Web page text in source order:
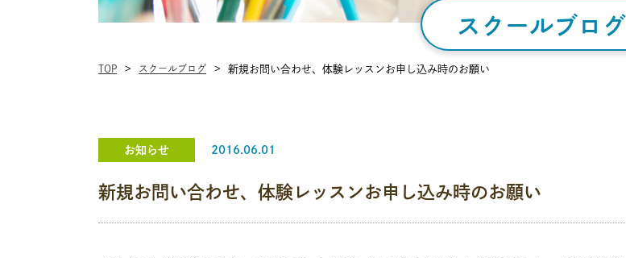
スクールブログ
TOP スクールブログ 新規お問い合わせ、体験レッスンお申し込み時のお願い
お知らせ 2016.06.01
新規お問い合わせ、体験レッスンお申し込み時のお願い